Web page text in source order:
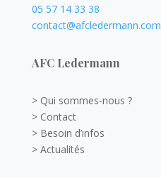
05 57 14 33 38
contact@afcledermann.com
AFC Ledermann
> Qui sommes-nous ?
> Contact
> Besoin d’infos
> Actualités